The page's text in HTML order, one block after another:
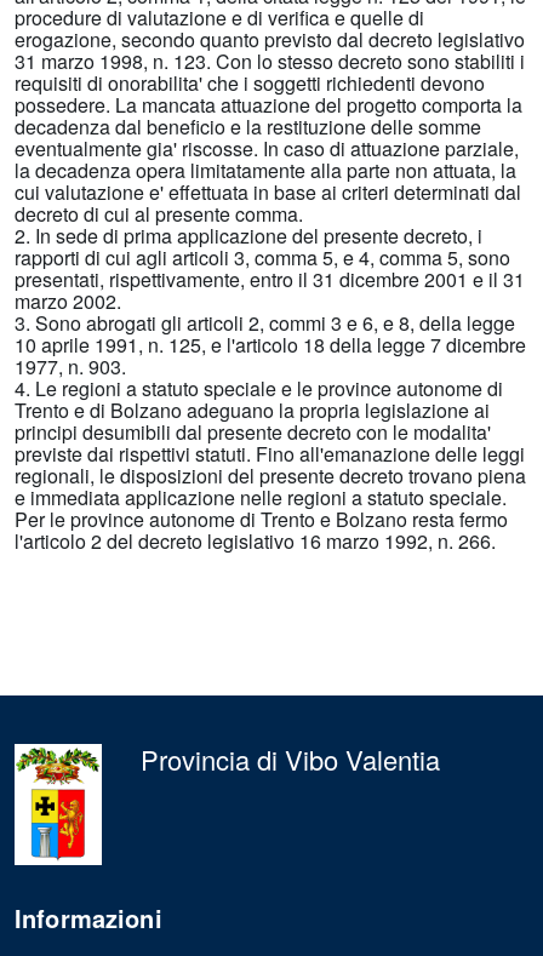
procedure di valutazione e di verifica e quelle di
erogazione, secondo quanto previsto dal decreto legislativo
31 marzo 1998, n. 123. Con lo stesso decreto sono stabiliti i
requisiti di onorabilita' che i soggetti richiedenti devono
possedere. La mancata attuazione del progetto comporta la
decadenza dal beneficio e la restituzione delle somme
eventualmente gia' riscosse. In caso di attuazione parziale,
la decadenza opera limitatamente alla parte non attuata, la
cui valutazione e' effettuata in base ai criteri determinati dal
decreto di cui al presente comma.
2. In sede di prima applicazione del presente decreto, i
rapporti di cui agli articoli 3, comma 5, e 4, comma 5, sono
presentati, rispettivamente, entro il 31 dicembre 2001 e il 31
marzo 2002.
3. Sono abrogati gli articoli 2, commi 3 e 6, e 8, della legge
10 aprile 1991, n. 125, e l'articolo 18 della legge 7 dicembre
1977, n. 903.
4. Le regioni a statuto speciale e le province autonome di
Trento e di Bolzano adeguano la propria legislazione ai
principi desumibili dal presente decreto con le modalita'
previste dai rispettivi statuti. Fino all'emanazione delle leggi
regionali, le disposizioni del presente decreto trovano piena
e immediata applicazione nelle regioni a statuto speciale.
Per le province autonome di Trento e Bolzano resta fermo
l'articolo 2 del decreto legislativo 16 marzo 1992, n. 266.
Provincia di Vibo Valentia
Informazioni